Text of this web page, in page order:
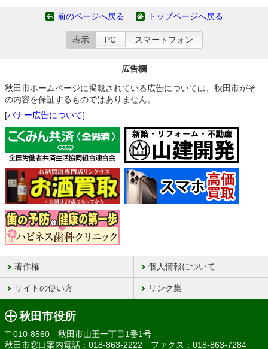
前のページへ戻る トップページへ戻る
表示 PC スマートフォン
広告欄
秋田市ホームページに掲載されている広告については、秋田市がそ
の内容を保証するものではありません。
[バナー広告について]
著作権 個人情報について
サイトの使い方 リンク集
秋田市役所
〒010-8560 秋田市山王一丁目1番1号
秋田市窓口案内電話：018-863-2222 ファクス：018-863-7284